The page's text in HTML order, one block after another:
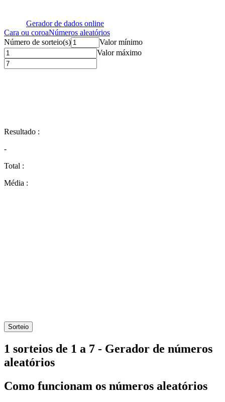
Gerador de dados online
Cara ou coroaNúmeros aleatórios
Número de sorteio(s)
Valor mínimo
Valor máximo
Resultado :
-
Total :
Média :
Sorteio
1 sorteios de 1 a 7 - Gerador de números
aleatórios
Como funcionam os números aleatórios